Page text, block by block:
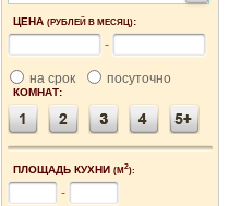
ЦЕНА (РУБЛЕЙ В МЕСЯЦ):
-
на срок посуточно
КОМНАТ:
ПЛОЩАДЬ КУХНИ (М2):
-